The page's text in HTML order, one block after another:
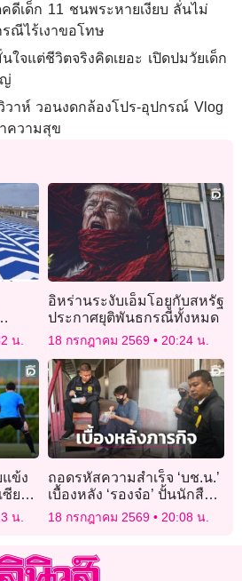
คดีเด็ก 11 ชนพระหายเงียบ ลั่นไม่
ณีไร้เงาขอโทษ
ใจแต่ชีวิตจริงคิดเยอะ เปิดปมวัยเด็ก
วาห์ วอนงดกล้องโปร-อุปกรณ์ Vlog
ความสุข
า
น.
อิหร่านระงับเอ็มโอยูกับสหรัฐ
ประกาศยุติพันธกรณีทั้งหมด
18 กรกฎาคม 2569 20:24 น.
แข้ง
ซียน
น.
ถอดรหัสความสำเร็จ ‘บช.น.’
เบื้องหลัง ‘รองจ๋อ’ ปั้นนักสืบ
รุ่นใหม่ลุยสางคดี
18 กรกฎาคม 2569 20:08 น.